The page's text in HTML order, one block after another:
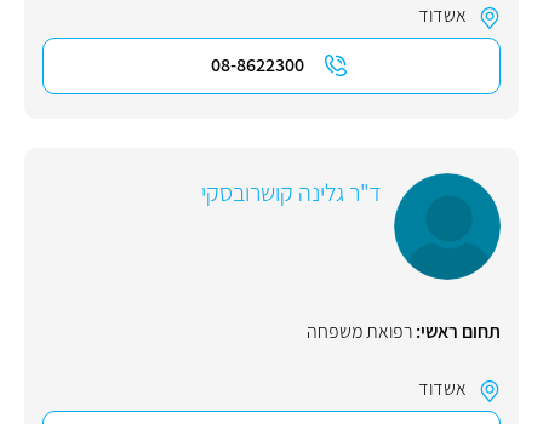
אשדוד
08-8622300
ד"ר גלינה קושרובסקי
תחום ראשי:רפואת משפחה
אשדוד